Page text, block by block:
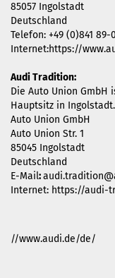
85057 Ingolstadt
Deutschland
Telefon: +49 (0)841 89-0
Internet:https://
Audi Tradition:
Die Auto Union GmbH
Hauptsitz in Ingolstadt.
Auto Union GmbH
Auto Union Str. 1
85045 Ingolstadt
Deutschland
E-Mail:
Internet: https://audi-
//www.audi.de/de/